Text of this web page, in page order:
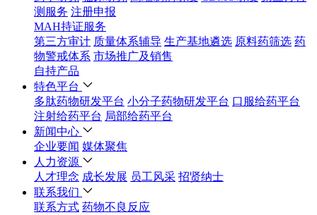
测服务 注册申报
MAH持证服务
第三方审计 质量体系辅导 生产基地遴选 原料药筛选 药
物警戒体系 市场推广及销售
自持产品
特色平台
多肽药物研发平台 小分子药物研发平台 口服给药平台
注射给药平台 局部给药平台
新闻中心
企业要闻 媒体聚焦
人力资源
人才理念 成长发展 员工风采 招贤纳士
联系我们
联系方式 药物不良反应